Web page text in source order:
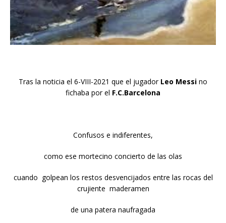
Tras la noticia el 6-VIII-2021 que el jugadorLeo Messi no
fichaba por el F.C.Barcelona
Confusos e indiferentes,
como ese mortecino concierto de las olas
cuando golpean los restos desvencijados entre las rocas del
crujiente maderamen
de una patera naufragada